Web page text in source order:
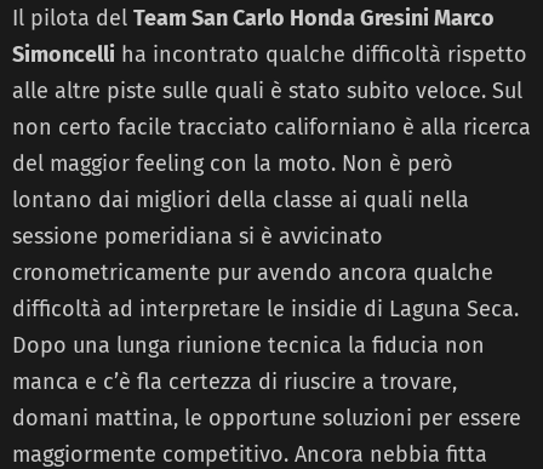
Il pilota del Team San Carlo Honda Gresini Marco
Simoncelli ha incontrato qualche difficoltà rispetto
alle altre piste sulle quali è stato subito veloce. Sul
non certo facile tracciato californiano è alla ricerca
del maggior feeling con la moto. Non è però
lontano dai migliori della classe ai quali nella
sessione pomeridiana si è avvicinato
cronometricamente pur avendo ancora qualche
difficoltà ad interpretare le insidie di Laguna Seca.
Dopo una lunga riunione tecnica la fiducia non
manca e c’è fla certezza di riuscire a trovare,
domani mattina, le opportune soluzioni per essere
maggiormente competitivo. Ancora nebbia fitta